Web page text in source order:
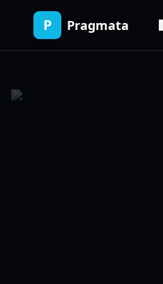
P Pragmata